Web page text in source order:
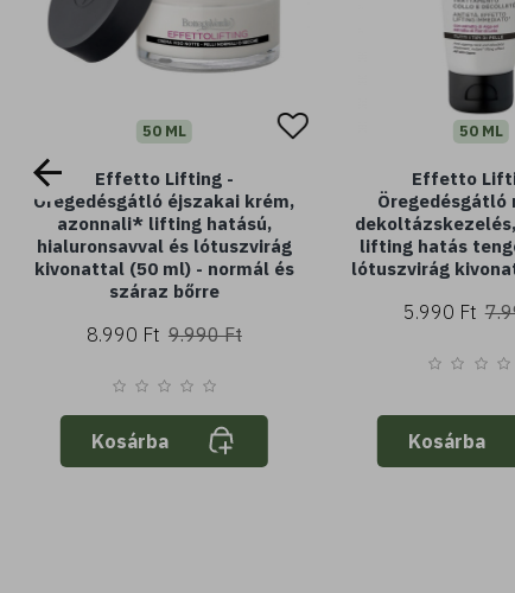
50 ML
Effetto Lifting -
Öregedésgátló éjszakai krém,
azonnali* lifting hatású,
hialuronsavval és lótuszvirág
kivonattal (50 ml) - normál és
száraz bőrre
8.990 Ft 9.990 Ft
Kosárba
50 ML
Effetto
Öregedésgátló
lifting hatás
lótuszvirág
5.990 Ft
Kosárba